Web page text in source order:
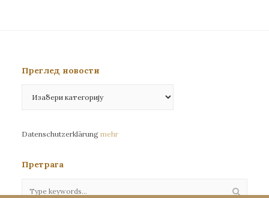
Преглед новости
новости
Datenschutzerklärung mehr
Претрага